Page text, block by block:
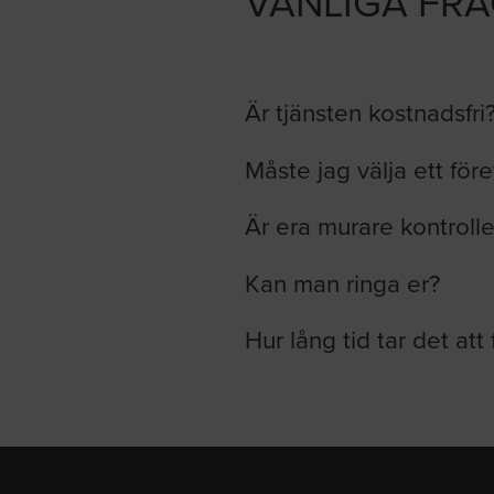
Är tjänsten
Måste jag välja ett
Är era murare
Kan man ringa er?
Hur lång tid tar det att